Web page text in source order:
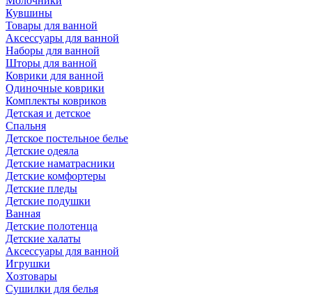
Кувшины
Товары для ванной
Аксессуары для ванной
Наборы для ванной
Шторы для ванной
Коврики для ванной
Одиночные коврики
Комплекты ковриков
Детская и детское
Спальня
Детское постельное белье
Детские одеяла
Детские наматрасники
Детские комфортеры
Детские пледы
Детские подушки
Ванная
Детские полотенца
Детские халаты
Аксессуары для ванной
Игрушки
Хозтовары
Сушилки для белья